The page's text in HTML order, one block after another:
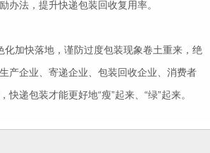
办法，提升快递包装回收复用率。
加快落地，谨防过度包装现象卷土重来，绝
产企业、寄递企业、包装回收企业、消费者
快递包装才能更好地“瘦”起来、“绿”起来。